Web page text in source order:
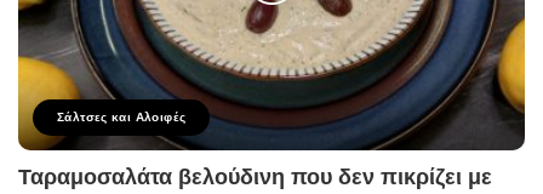
Σάλτσες και Αλοιφές
Ταραμοσαλάτα βελούδινη που δεν πικρίζει με